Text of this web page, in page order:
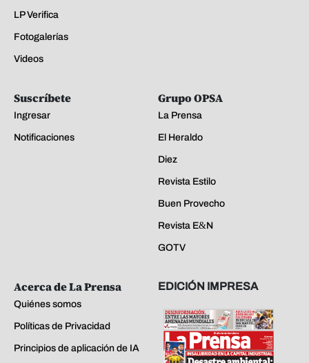
LP Verifica
Fotogalerías
Videos
Suscríbete
Ingresar
Notificaciones
Grupo OPSA
La Prensa
El Heraldo
Diez
Revista Estilo
Buen Provecho
Revista E&N
GOTV
Acerca de La Prensa
Quiénes somos
Políticas de Privacidad
Principios de aplicación de IA
EDICIÓN IMPRESA